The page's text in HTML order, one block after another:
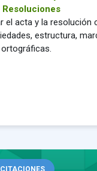
Resoluciones
el acta y la resolución
estructura,
Guía para